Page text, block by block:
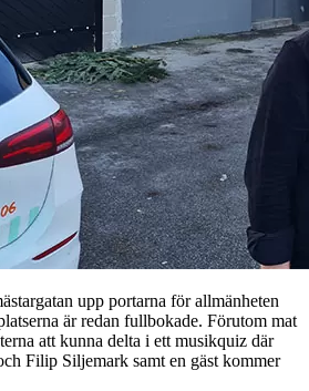
upp portarna för allmänheten
är redan fullbokade. Förutom mat
att kunna delta i ett musikquiz där
Filip Siljemark samt en gäst kommer